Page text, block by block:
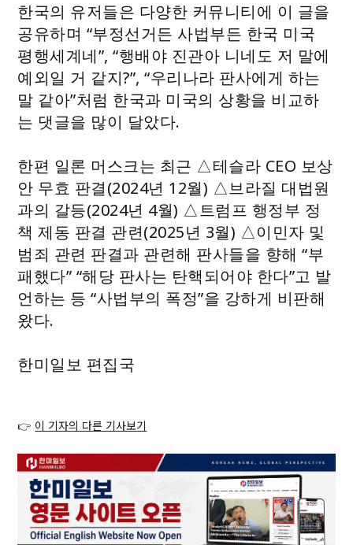
한국의 유저들은 다양한 커뮤니티에 이 글을
공유하며 “부정선거든 사법부든 한국 미국
평행세계네”, “행배야 진관아 니네도 저 말에
예외일 거 같지?”, “우리나라 판사에게 하는
말 같아”처럼 한국과 미국의 상황을 비교하
는 댓글을 많이 달았다.
한편 일론 머스크는 최근 △테슬라 CEO 보상
안 무효 판결(2024년 12월) △브라질 대법원
과의 갈등(2024년 4월) △트럼프 행정부 정
책 제동 판결 관련(2025년 3월) △이민자 및
범죄 관련 판결과 관련해 판사들을 향해 “부
패했다” “해당 판사는 탄핵되어야 한다”고 발
언하는 등 “사법부의 폭정”을 강하게 비판해
왔다.
한미일보 편집국
👉 이 기자의 다른 기사보기